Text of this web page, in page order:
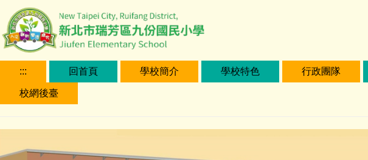
到
主
::: 回首頁 學校簡介 學校特色 行政團隊
校網後臺